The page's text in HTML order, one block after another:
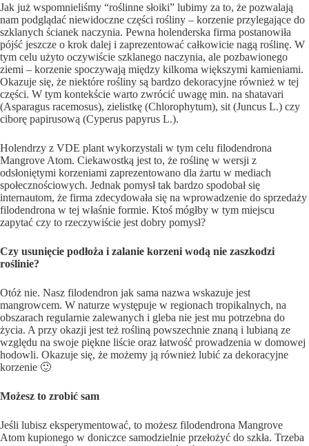
Jak już wspomnieliśmy “roślinne słoiki” lubimy za to, że pozwalają
nam podglądać niewidoczne części rośliny – korzenie przylegające do
szklanych ścianek naczynia. Pewna holenderska firma postanowiła
pójść jeszcze o krok dalej i zaprezentować całkowicie nagą roślinę. W
tym celu użyto oczywiście szklanego naczynia, ale pozbawionego
ziemi – korzenie spoczywają między kilkoma większymi kamieniami.
Okazuje się, że niektóre rośliny są bardzo dekoracyjne również w tej
części. W tym kontekście warto zwrócić uwagę min. na shatavari
(Asparagus racemosus), zielistkę (Chlorophytum), sit (Juncus L.) czy
ciborę papirusową (Cyperus papyrus L.).
Holendrzy z VDE plant wykorzystali w tym celu filodendrona
Mangrove Atom. Ciekawostką jest to, że roślinę w wersji z
odsłoniętymi korzeniami zaprezentowano dla żartu w mediach
społecznościowych. Jednak pomysł tak bardzo spodobał się
internautom, że firma zdecydowała się na wprowadzenie do sprzedaży
filodendrona w tej właśnie formie. Ktoś mógłby w tym miejscu
zapytać czy to rzeczywiście jest dobry pomysł?
Czy usunięcie podłoża i zalanie korzeni wodą nie zaszkodzi
roślinie?
Otóż nie. Nasz filodendron jak sama nazwa wskazuje jest
mangrowcem. W naturze występuje w regionach tropikalnych, na
obszarach regularnie zalewanych i gleba nie jest mu potrzebna do
życia. A przy okazji jest też rośliną powszechnie znaną i lubianą ze
względu na swoje piękne liście oraz łatwość prowadzenia w domowej
hodowli. Okazuje się, że możemy ją również lubić za dekoracyjne
korzenie 🙂
Możesz to zrobić sam
Jeśli lubisz eksperymentować, to możesz filodendrona Mangrove
Atom kupionego w doniczce samodzielnie przełożyć do szkła. Trzeba